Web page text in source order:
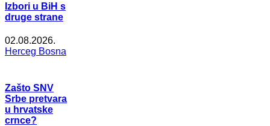
Izbori u BiH s
druge strane
02.08.2026.
Herceg Bosna
Zašto SNV
Srbe pretvara
u hrvatske
crnce?